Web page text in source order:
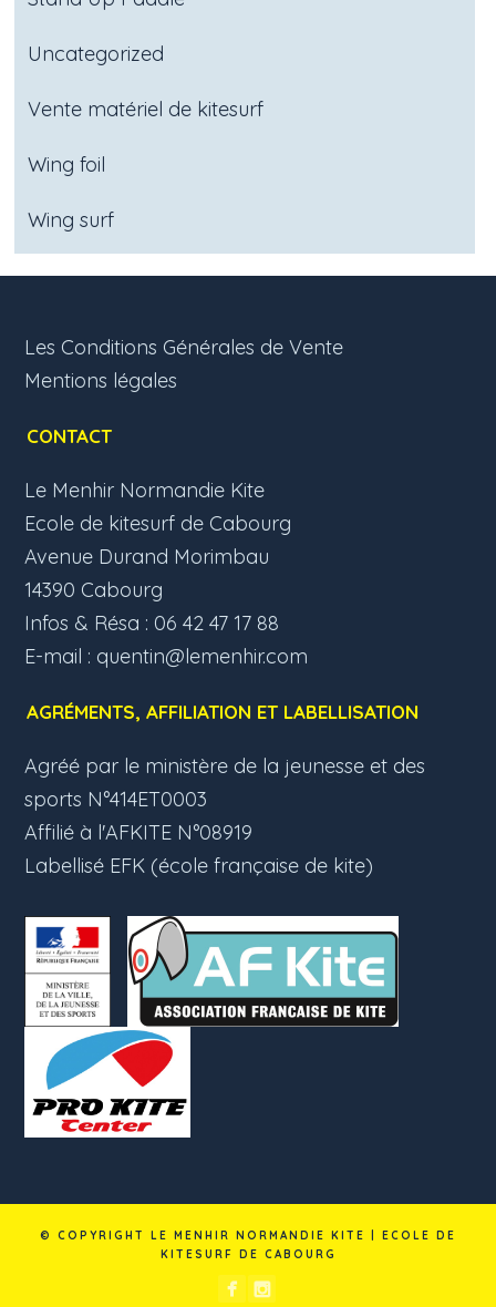
Uncategorized
Vente matériel de kitesurf
Wing foil
Wing surf
Les Conditions Générales de Vente
Mentions légales
CONTACT
Le Menhir Normandie Kite
Ecole de kitesurf de Cabourg
Avenue Durand Morimbau
14390 Cabourg
Infos & Résa : 06 42 47 17 88
E-mail : quentin@lemenhir.com
AGRÉMENTS, AFFILIATION ET LABELLISATION
Agréé par le ministère de la jeunesse et des
sports N°414ET0003
Affilié à l'AFKITE N°08919
Labellisé EFK (école française de kite)
© COPYRIGHT LE MENHIR NORMANDIE KITE | ECOLE DE
KITESURF DE CABOURG